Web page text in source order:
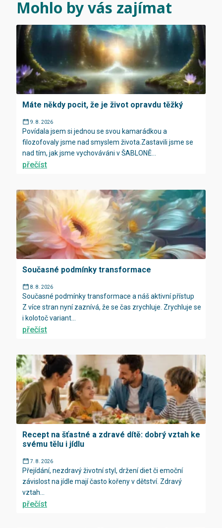
Mohlo by vás zajímat
Máte někdy pocit, že je život opravdu těžký
9. 8. 2026
Povídala jsem si jednou se svou kamarádkou a
filozofovaly jsme nad smyslem života.Zastavili jsme se
nad tím, jak jsme vychováváni v ŠABLONĚ...
přečíst
Současné podmínky transformace
8. 8. 2026
Současné podmínky transformace a náš aktivní přístup
Z více stran nyní zaznívá, že se čas zrychluje. Zrychluje se
i kolotoč variant...
přečíst
Recept na šťastné a zdravé dítě: dobrý vztah ke
svému tělu i jídlu
7. 8. 2026
Přejídání, nezdravý životní styl, držení diet či emoční
závislost na jídle mají často kořeny v dětství. Zdravý
vztah...
přečíst